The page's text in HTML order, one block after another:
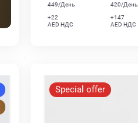
449/День
+22
AED НДС
420/День
+147
AED НДС
Special offer